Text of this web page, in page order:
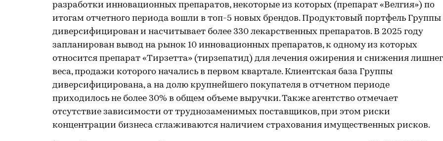
разработки инновационных препаратов, некоторые из которых (препарат «Велгия») по
итогам отчетного периода вошли в топ-5 новых брендов. Продуктовый портфель Группы
диверсифицирован и насчитывает более 330 лекарственных препаратов. В 2025 году
запланирован вывод на рынок 10 инновационных препаратов, к одному из которых
относится препарат «Тирзетта» (тирзепатид) для лечения ожирения и снижения
веса, продажи которого начались в первом квартале. Клиентская база Группы
диверсифицирована, а на долю крупнейшего покупателя в отчетном периоде
приходилось не более 30% в общем объеме выручки. Также агентство отмечает
отсутствие зависимости от труднозаменимых поставщиков, при этом риски
концентрации бизнеса сглаживаются наличием страхования имущественных рисков.